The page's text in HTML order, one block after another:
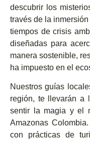
descubrir los
través de la
tiempos de crisis
diseñadas para
manera sostenible,
ha impuesto en el
Nuestros guías
región, te llevarán a
sentir la magia y el
Amazonas
con prácticas de